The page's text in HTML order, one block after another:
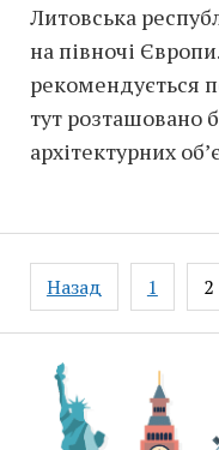
Литовська
на півночі
рекомендується
тут розташовано
архітектурних
Записів
Назад 1 2